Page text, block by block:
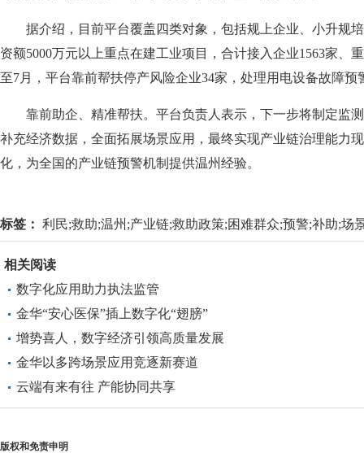
据介绍，目前平台覆盖四类对象，包括规上企业、小升规培
资额5000万元以上重点在建工业项目，合计接入企业1563家、
至7月，平台靠前帮扶停产风险企业34家，处理用电设备故障预
靠前助企、精准帮扶。平台负责人表示，下一步将制定监测
补充经济数据，全面拓展场景应用，最终实现产业链治理能力
化，为全国的产业链预警机制提供温州经验。
标签： 利民;救助;温州;产业链;救助政策;困难群众;预警;补助;场
相关阅读
数字化应用助力执法监管
金华“安心医保”插上数字化“翅膀”
增势喜人，数字经济引领高质量发展
金华以多跨场景应用竞逐新赛道
云端有来有往 产能协同共享
版权和免责申明